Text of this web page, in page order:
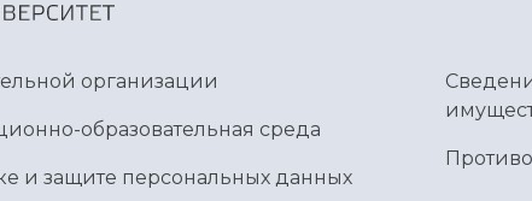
организации
образовательная среда
и защите персональных данных